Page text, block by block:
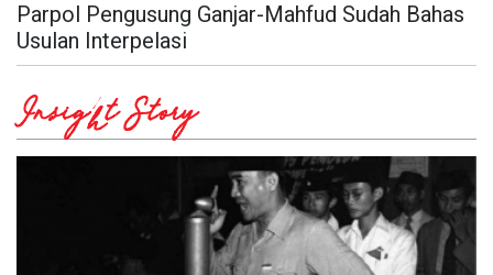
Parpol Pengusung Ganjar-Mahfud Sudah Bahas
Usulan Interpelasi
Insight Story